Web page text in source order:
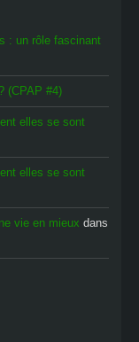
: un rôle fascinant
(CPAP #4)
elles se sont
elles se sont
vie en mieux dans